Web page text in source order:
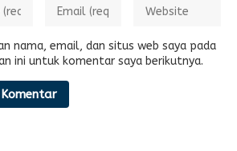
nama, email, dan situs web saya pada
ini untuk komentar saya berikutnya.